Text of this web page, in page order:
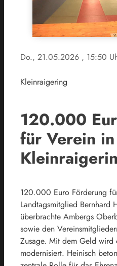
Do., 21.05.2026 , 15:50
Kleinraigering
120.000
für Verein in
120.000 Euro Förderung
Landtagsmitglied Bernhard
überbrachte Ambergs
sowie den
Zusage. Mit dem Geld wird
modernisiert. Heinisch